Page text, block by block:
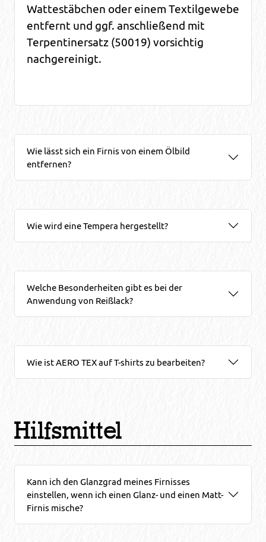
Wattestäbchen oder einem Textilgewebe
entfernt und ggf. anschließend mit
Terpentinersatz (50019) vorsichtig
nachgereinigt.
Wie lässt sich ein Firnis von einem Ölbild
entfernen?
Wie wird eine Tempera hergestellt?
Welche Besonderheiten gibt es bei der
Anwendung von Reißlack?
Wie ist AERO TEX auf T-shirts zu bearbeiten?
Hilfsmittel
Kann ich den Glanzgrad meines Firnisses
einstellen, wenn ich einen Glanz- und einen Matt-
Firnis mische?